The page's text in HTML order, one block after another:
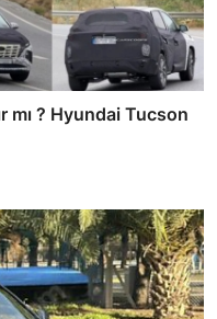
mı ? Hyundai Tucson